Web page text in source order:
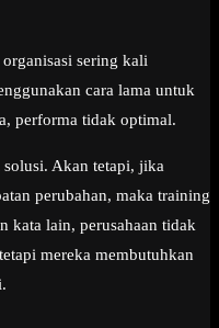
sering kali
cara lama untuk
performa tidak optimal.
Akan tetapi, jika
perubahan, maka training
kata lain, perusahaan tidak
mereka membutuhkan